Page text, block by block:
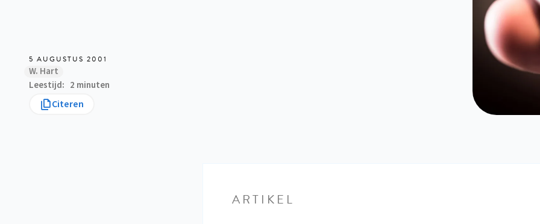
5 AUGUSTUS 2001
W. Hart
Leestijd
2 minuten
Citeren
ARTIKEL